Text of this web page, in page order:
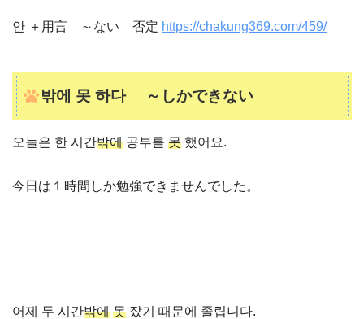
안 ＋用言 ～ない 否定 https://chakung369.com/459/
밖에 못 하다 ～しかできない
오늘은 한 시간밖에 공부를 못 했어요.
今日は１時間しか勉強できませんでした。
어제 두 시간밖에 못 잤기 때문에 졸립니다.